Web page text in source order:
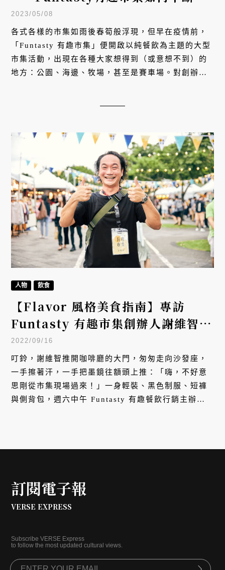
造美食市集的新面貌？
2023/05/08
各式各樣的市集如雨後春筍般浮現，但早在疫情前，
「Funtasty 有趣市集」便開啟以純餐飲為主題的大型
市集活動，出現在各種大家想得到（或意想不到）的
地方：公園、海邊、牧場，甚至是賽車場。對創辦人
人物 飲食
【Flavor 風格美食指南】專訪
Funtasty 有趣市集創辦人謝維智｜
市集裡的餐飲體驗設計——「不有
趣，毋寧死。」
2022/09/16
叮鈴，謝維智推開咖啡廳的大門，匆匆走向沙發座，
一手擦著汗，一手把墨鏡往額頭上推：「嗨，不好意
思剛從市集現場過來！」一身輕裝、黑色制服、短褲
與側背包，週六中午 Funtasty 有趣餐飲行銷主辦的
訂閱電子報
VERSE EXPRESS
Subscribe VERSE Express
to follow the most updated cultural views.